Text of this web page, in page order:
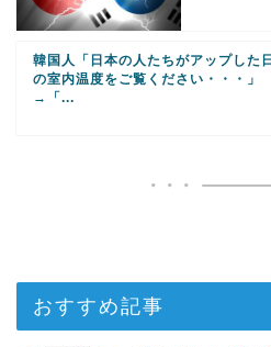
韓国人「日本の人たちがアップした
の室内温度をご覧ください・・・」
→「...
おすすめ記事